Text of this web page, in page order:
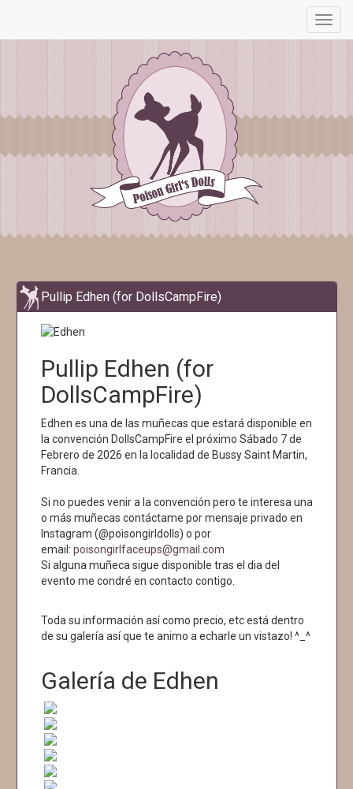
Pullip Edhen (for DollsCampFire)
Pullip Edhen (for
DollsCampFire)
Edhen es una de las muñecas que estará disponible en
la convención DollsCampFire el próximo Sábado 7 de
Febrero de 2026 en la localidad de Bussy Saint Martin,
Francia.
Si no puedes venir a la convención pero te interesa una
o más muñecas contáctame por mensaje privado en
Instagram (@poisongirldolls) o por
email: poisongirlfaceups@gmail.com
Si alguna muñeca sigue disponible tras el dia del
evento me condré en contacto contigo.
Toda su información así como precio, etc está dentro
de su galería así que te animo a echarle un vistazo! ^_^
Galería de Edhen